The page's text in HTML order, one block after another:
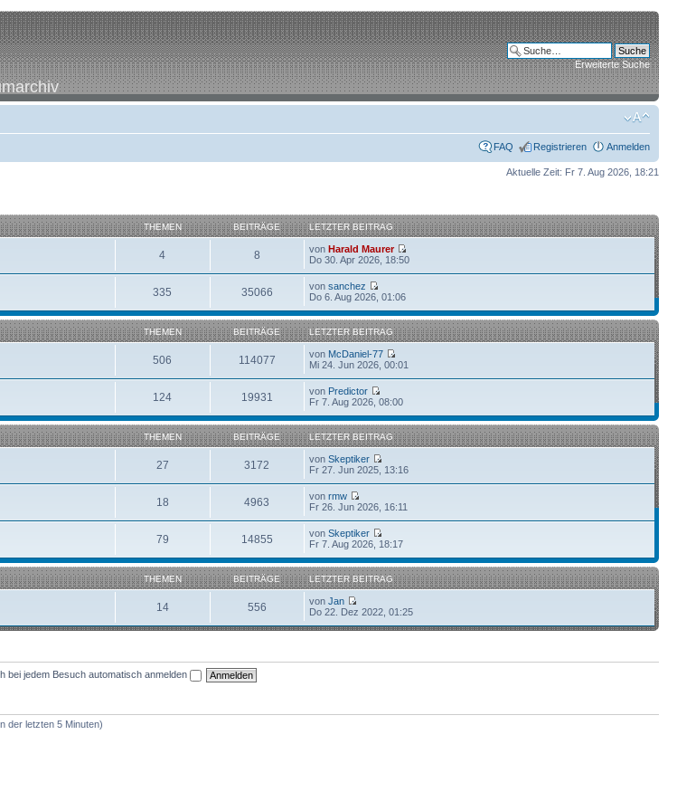
Erweiterte Suche
FAQ Registrieren Anmelden
Aktuelle Zeit: Fr 7. Aug 2026, 18:21
THEMEN BEITRÄGE LETZTER BEITRAG
4 8 vonHarald Maurer
Do 30. Apr 2026, 18:50
335 35066 vonsanchez
Do 6. Aug 2026, 01:06
THEMEN BEITRÄGE LETZTER BEITRAG
506 114077 von McDaniel-77
Mi 24. Jun 2026, 00:01
124 19931 von Predictor
Fr 7. Aug 2026, 08:00
THEMEN BEITRÄGE LETZTER BEITRAG
27 3172 vonSkeptiker
Fr 27. Jun 2025, 13:16
18 4963 vonrmw
Fr 26. Jun 2026, 16:11
79 14855 vonSkeptiker
Fr 7. Aug 2026, 18:17
THEMEN BEITRÄGE LETZTER BEITRAG
14 556 vonJan
Do 22. Dez 2022, 01:25
bei jedem Besuch automatisch anmelden
der letzten 5 Minuten)